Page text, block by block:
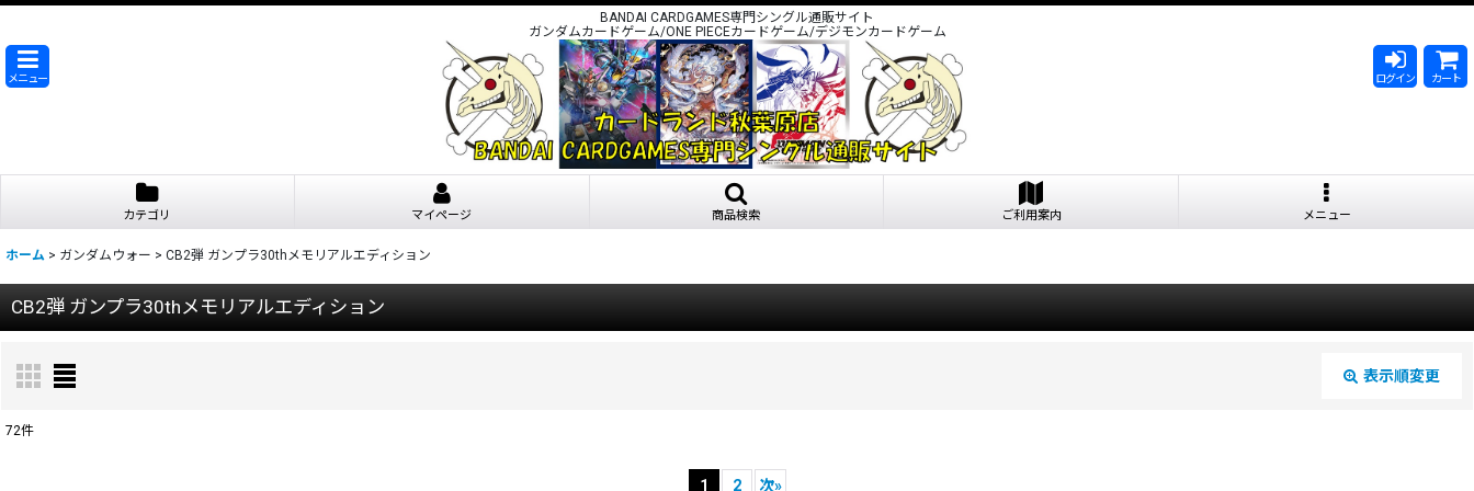
BANDAI CARDGAMES専門シングル通販サイト
ガンダムカードゲーム/ONE PIECEカードゲーム/デジモンカードゲーム
メニュー ログイン カート
カテゴリ マイページ 商品検索 ご利用案内 メニュー
ホーム > ガンダムウォー > CB2弾 ガンプラ30thメモリアルエディション
CB2弾 ガンプラ30thメモリアルエディション
表示順変更
72件
1 2 次»